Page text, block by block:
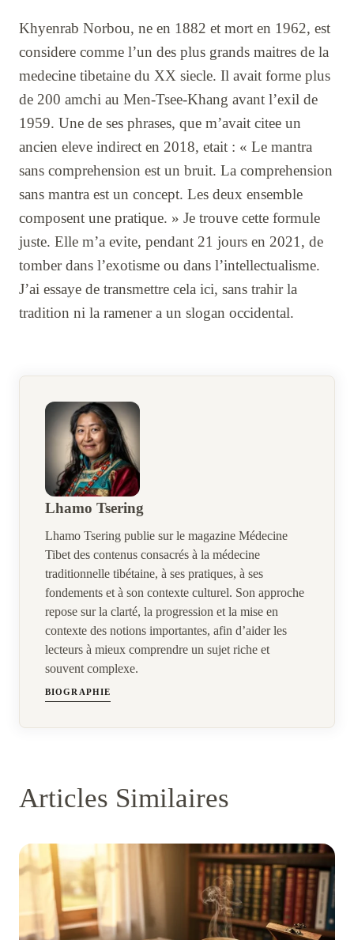
Khyenrab Norbou, ne en 1882 et mort en 1962, est
considere comme l’un des plus grands maitres de la
medecine tibetaine du XX siecle. Il avait forme plus
de 200 amchi au Men-Tsee-Khang avant l’exil de
1959. Une de ses phrases, que m’avait citee un
ancien eleve indirect en 2018, etait : « Le mantra
sans comprehension est un bruit. La comprehension
sans mantra est un concept. Les deux ensemble
composent une pratique. » Je trouve cette formule
juste. Elle m’a evite, pendant 21 jours en 2021, de
tomber dans l’exotisme ou dans l’intellectualisme.
J’ai essaye de transmettre cela ici, sans trahir la
tradition ni la ramener a un slogan occidental.
Lhamo Tsering
Lhamo Tsering publie sur le magazine Médecine
Tibet des contenus consacrés à la médecine
traditionnelle tibétaine, à ses pratiques, à ses
fondements et à son contexte culturel. Son approche
repose sur la clarté, la progression et la mise en
contexte des notions importantes, afin d’aider les
lecteurs à mieux comprendre un sujet riche et
souvent complexe.
BIOGRAPHIE
Articles Similaires